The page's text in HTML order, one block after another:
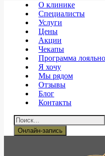
О клинике
Специалисты
Услуги
Цены
Акции
Чекапы
Программа
Я хочу
Мы рядом
Отзывы
Блог
Контакты
Онлайн-запись